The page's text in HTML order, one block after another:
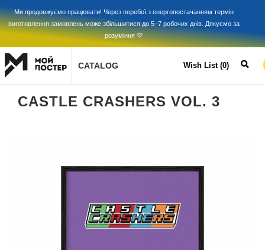
Ми продовжуємо працювати! Через перебої з енергопостачанням термін
виготовлення замовлень може збільшитися до 5–7 робочих днів. Дякуємо за
розуміння 💛
CATALOG Wish List (0)
CASTLE CRASHERS VOL. 3